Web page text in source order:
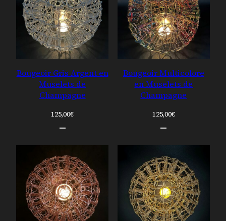
Bougeoir Gris Argent en
Muselets de
Champagne
125,00€
Bougeoir Multicolore
en Muselets de
Champagne
125,00€